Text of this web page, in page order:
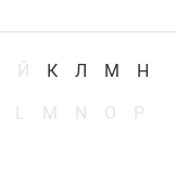
Й К Л М Н
L M N O P